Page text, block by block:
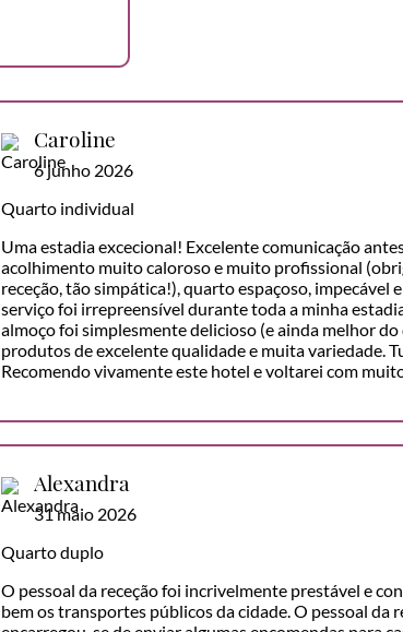
Caroline
6 junho 2026
Quarto individual
Uma estadia excecional! Excelente comunicação
acolhimento muito caloroso e muito profissional
receção, tão simpática!), quarto espaçoso, impecável
serviço foi irrepreensível durante toda a minha
almoço foi simplesmente delicioso (e ainda melhor do
produtos de excelente qualidade e muita variedade.
Recomendo vivamente este hotel e voltarei com
Alexandra
31 maio 2026
Quarto duplo
O pessoal da receção foi incrivelmente prestável e
bem os transportes públicos da cidade. O pessoal da